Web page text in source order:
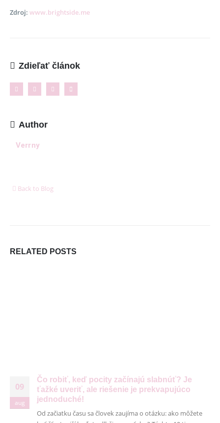
Zdroj: www.brightside.me
Zdieľať článok
Author
Verrny
Back to Blog
RELATED POSTS
09
aug
Čo robiť, keď pocity začínajú slabnúť? Je
ťažké uveriť, ale riešenie je prekvapujúco
jednoduché!
Od začiatku času sa človek zaujíma o otázku: ako môžete
NAJNOVŠIE ČLÁNKY
8 dôležitých postáv Harryho Pottera, ktoré boli pri
Ukázalo sa, že cestovanie nás robí oveľa šťastnejšími
ako akékoľvek hmotné bohatstvo
S